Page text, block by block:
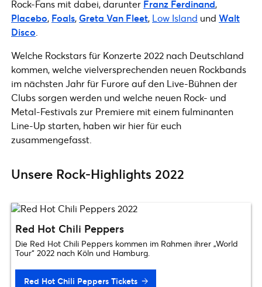
Rock-Fans mit dabei, darunter Franz Ferdinand,
Placebo, Foals, Greta Van Fleet, Low Island und Walt
Disco
Welche Rockstars für Konzerte 2022 nach Deutschland
kommen, welche vielversprechenden neuen Rockbands
im nächsten Jahr für Furore auf den Live-Bühnen der
Clubs sorgen werden und welche neuen Rock- und
Metal-Festivals zur Premiere mit einem fulminanten
Line-Up starten, haben wir hier für euch
zusammengefasst.
Unsere Rock-Highlights 2022
Red Hot Chili Peppers
Die Red Hot Chili Peppers kommen im Rahmen ihrer „World
Tour“ 2022 nach Köln und Hamburg.
Red Hot Chili Peppers Tickets